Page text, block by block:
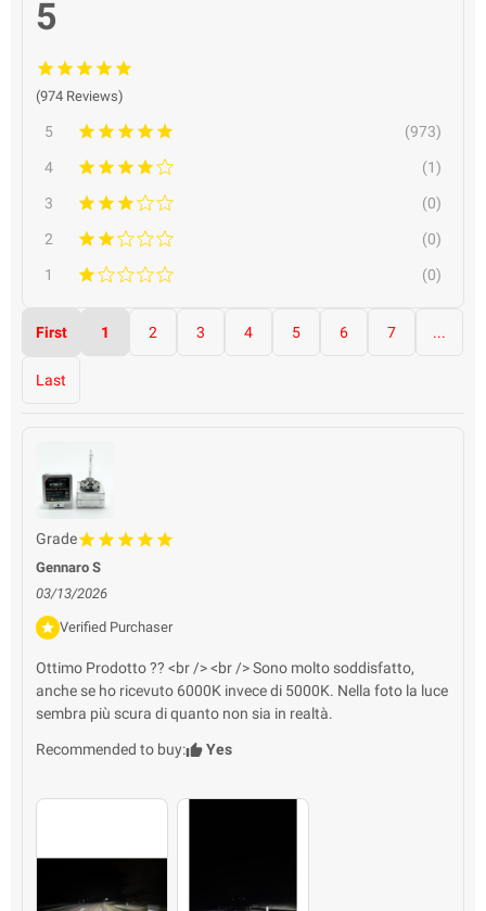
5
(974 Reviews)
5 (973)
4 (1)
3 (0)
2 (0)
1 (0)
First 1 2 3 4 5 6 7 ...
Last
Grade
Gennaro S
03/13/2026
Verified Purchaser
Ottimo Prodotto ?? <br /> <br /> Sono molto soddisfatto,
anche se ho ricevuto 6000K invece di 5000K. Nella foto la luce
sembra più scura di quanto non sia in realtà.
Recommended to buy: Yes